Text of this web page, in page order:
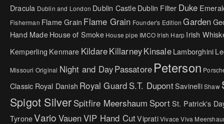
Dracula Dublin and London Dublin CastleDublin Filter Duke
Fisherman Flame Grain Flame Grain Founder's Edition Garden
Hand MadeHouse of Smoke House pipe IMCO Irish Harp Irish
Kemperling Kenmare KildareKillarneyKinsaleLamborghini
Missouri Original Night and DayPassatore Peterson
Classic Royal Danish Royal Guard S.T. DupontSavinelliShaw
Spigot Silver Spitfire Meershaum SportSt. Patrick's
TyroneVario VauenVIP Hand CutVipratiVivace Viva